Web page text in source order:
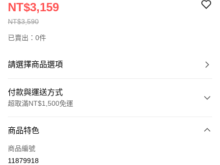
NT$3,590
NT$3,159
已賣出：0件
請選擇商品選項
付款與運送方式
超取滿NT$1,500免運
信用卡一次付款
信用卡分期付款
商品特色
商品編號
11879918